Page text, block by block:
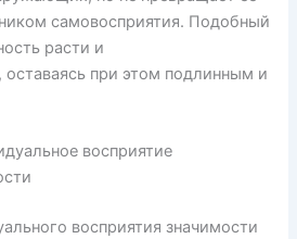
самовосприятия. Подобный
расти и
оставаясь при этом подлинным и
восприятие
восприятия значимости